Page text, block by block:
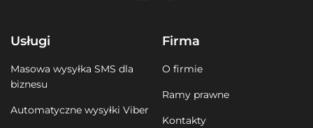
Usługi
Masowa wysyłka SMS dla
biznesu
Automatyczne wysyłki Viber
Firma
O firmie
Ramy prawne
Kontakty